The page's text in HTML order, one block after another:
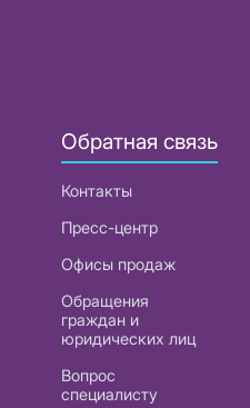
Обратная связь
Контакты
Пресс-центр
Офисы продаж
Обращения
граждан и
юридических лиц
Вопрос
специалисту